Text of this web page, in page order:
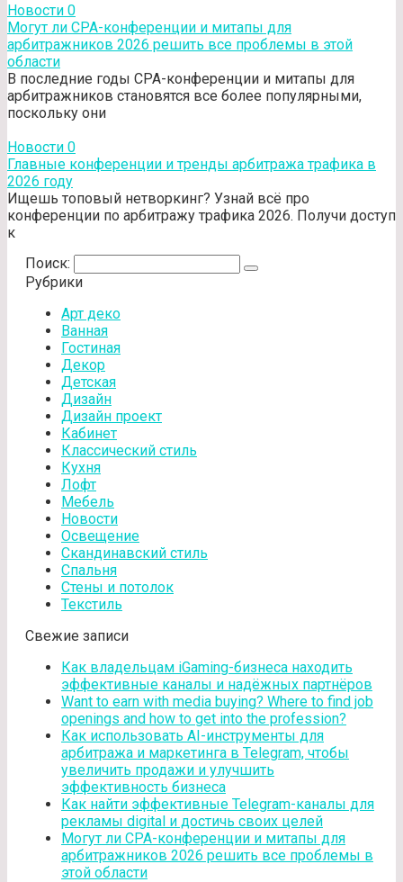
Новости 0
Могут ли CPA-конференции и митапы для
арбитражников 2026 решить все проблемы в этой
области
В последние годы CPA-конференции и митапы для
арбитражников становятся все более популярными,
поскольку они
Новости 0
Главные конференции и тренды арбитража трафика в
2026 году
Ищешь топовый нетворкинг? Узнай всё про
конференции по арбитражу трафика 2026. Получи доступ
к
Поиск:
Рубрики
Арт деко
Ванная
Гостиная
Декор
Детская
Дизайн
Дизайн проект
Кабинет
Классический стиль
Кухня
Лофт
Мебель
Новости
Освещение
Скандинавский стиль
Спальня
Стены и потолок
Текстиль
Свежие записи
Как владельцам iGaming-бизнеса находить
эффективные каналы и надёжных партнёров
Want to earn with media buying? Where to find job
openings and how to get into the profession?
Как использовать AI-инструменты для
арбитража и маркетинга в Telegram, чтобы
увеличить продажи и улучшить
эффективность бизнеса
Как найти эффективные Telegram-каналы для
рекламы digital и достичь своих целей
Могут ли CPA-конференции и митапы для
арбитражников 2026 решить все проблемы в
этой области